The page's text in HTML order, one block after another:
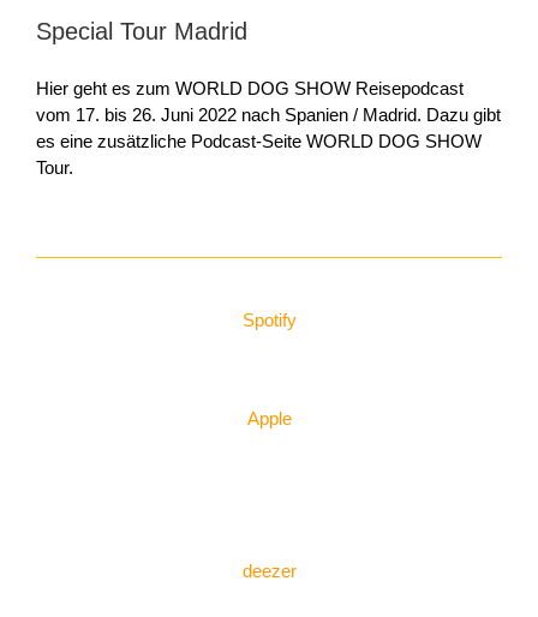
Special Tour Madrid
Hier geht es zum WORLD DOG SHOW Reisepodcast
vom 17. bis 26. Juni 2022 nach Spanien / Madrid. Dazu gibt
es eine zusätzliche Podcast-Seite WORLD DOG SHOW
Tour.
Spotify
Apple
deezer